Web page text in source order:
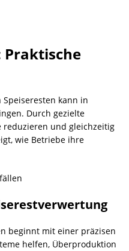
kann in
Durch gezielte
reduzieren und gleichzeitig
wie Betriebe ihre
beginnt mit einer präzisen
helfen, Überproduktion